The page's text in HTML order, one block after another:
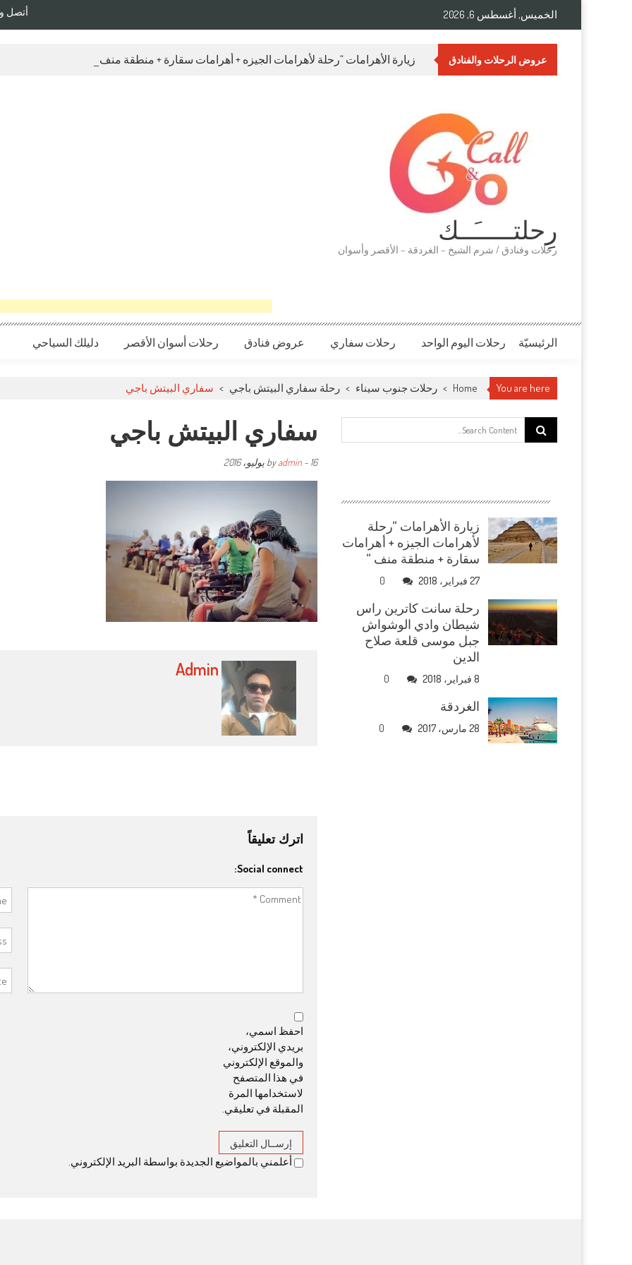
الخميس, أغسطس 6, 2026 أتصل وأحجز
عروض الرحلات والفنادق زيارة الأهرامات “رحلة لأهرامات الجيزه + أهرامات سقارة + منطقة منف “
رِحلتـــــَــك
رحلات وفنادق / شرم الشيخ – الغردقة – الأقصر وأسوان
الرئيسيّة رحلات اليوم الواحد رحلات سفاري عروض فنادق رحلات أسوان الأقصر دليلك السياحي
You are here
Home
> رحلات جنوب سيناء > رحلة سفاري البيتش باجي > سفاري البيتش باجي
سفاري البيتش باجي
byadmin - 16 يوليو، 2016
Admin
اترك تعليقاً
Social connect:
احفظ اسمي،
بريدي الإلكتروني،
والموقع الإلكتروني
في هذا المتصفح
لاستخدامها المرة
المقبلة في تعليقي.
أعلمني بالمواضيع الجديدة بواسطة البريد الإلكتروني.
Search for:
زيارة الأهرامات “رحلة
لأهرامات الجيزه + أهرامات
سقارة + منطقة منف “
27 فبراير، 2018 0
رحلة سانت كاترين راس
شيطان وادي الوشواش
جبل موسى قلعة صلاح
الدين
8 فبراير، 2018 0
الغردقة
28 مارس، 2017 0